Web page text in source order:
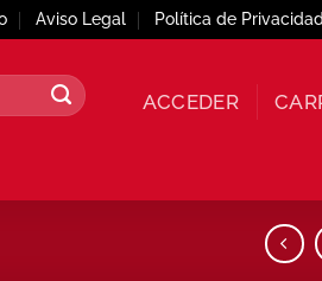
Aviso Legal Política de Privacidad
ACCEDER